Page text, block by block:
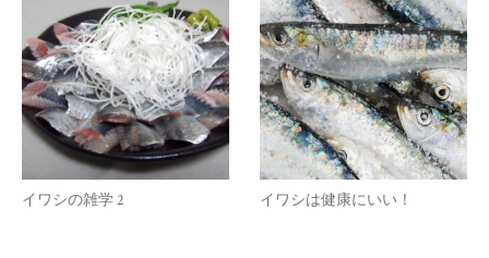
イワシの雑学 2 イワシは健康にいい！